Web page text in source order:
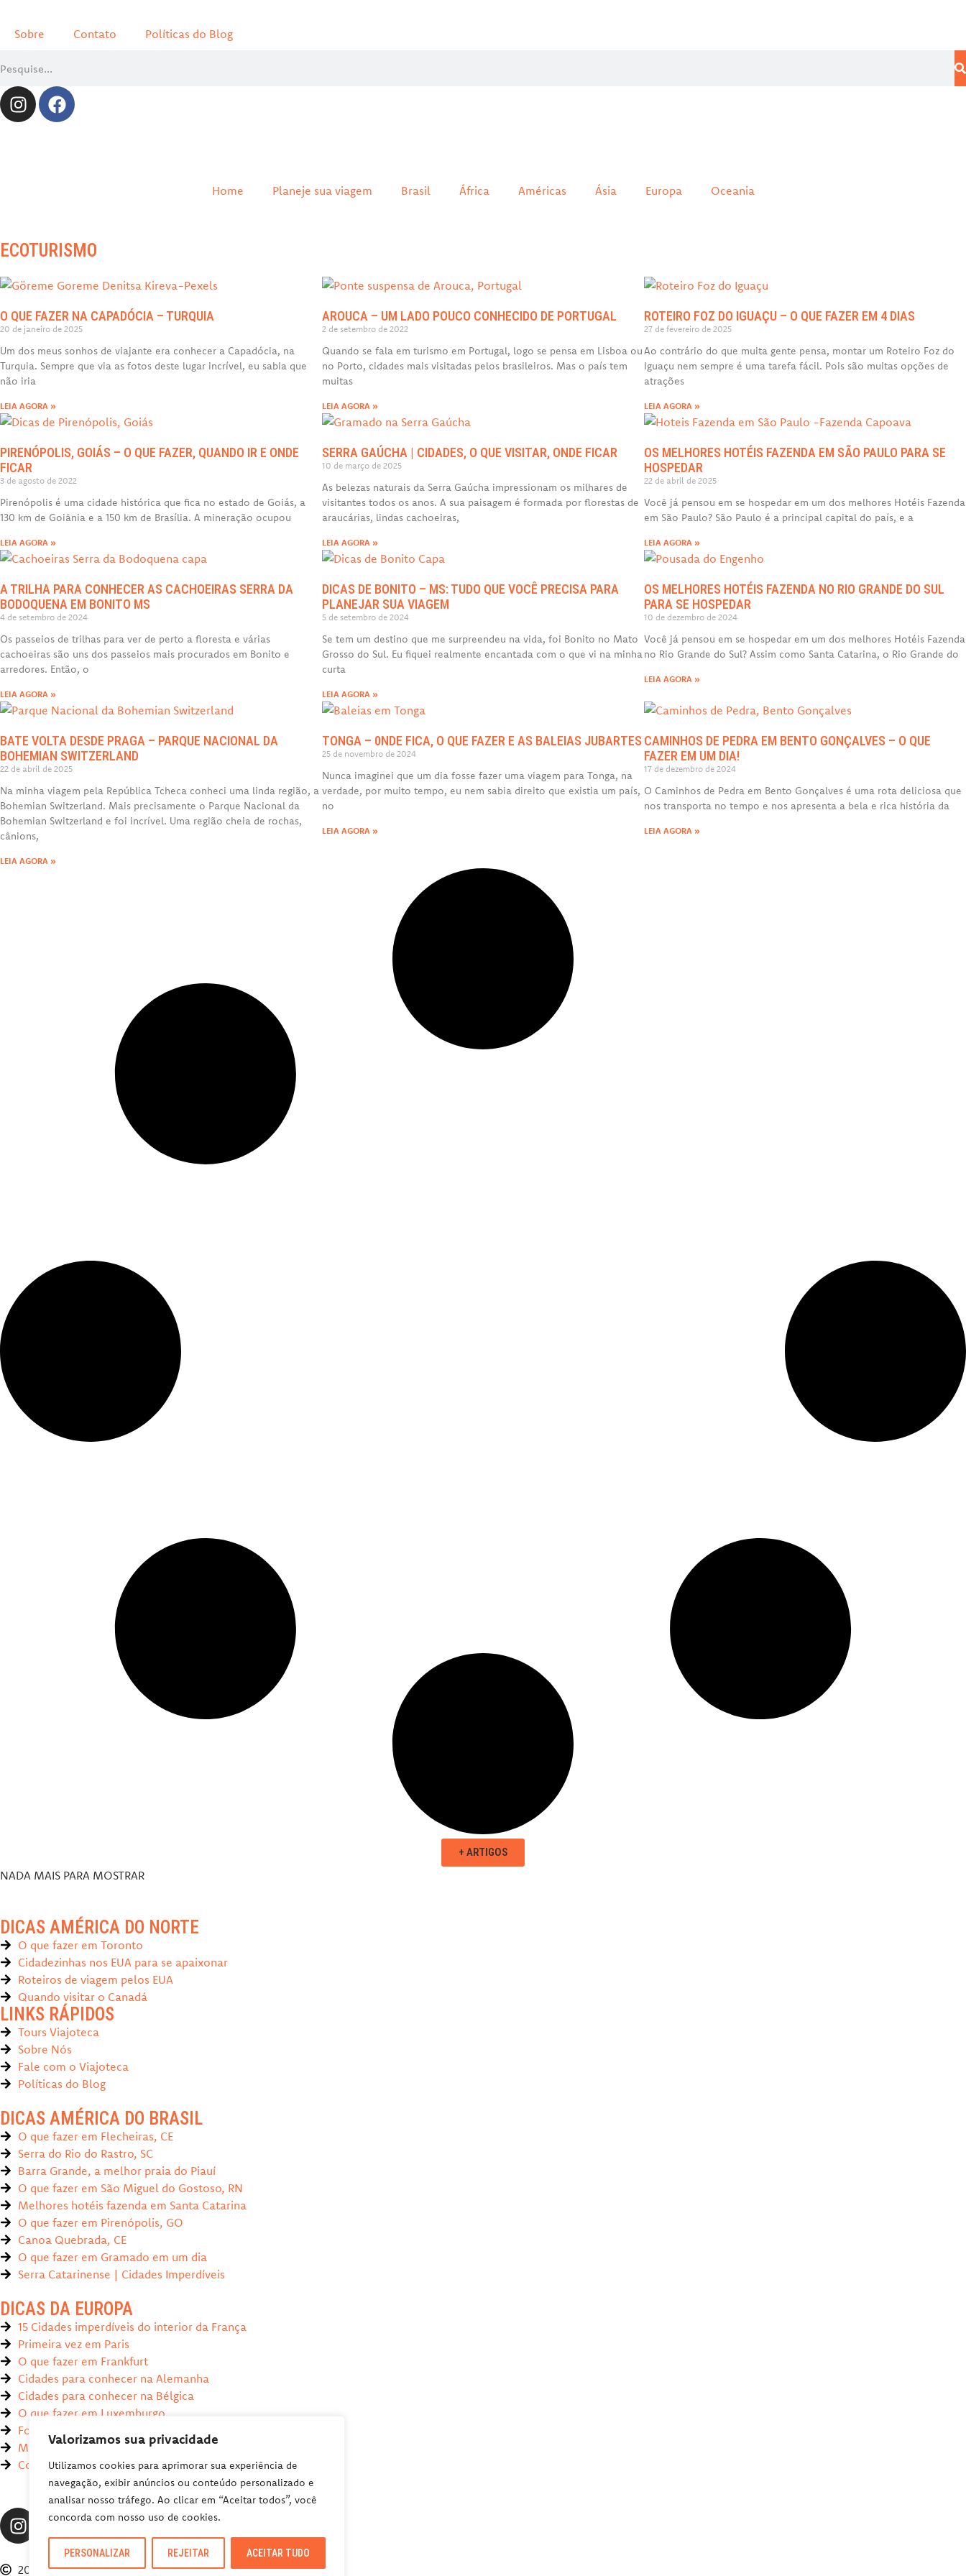
Valorizamos sua privacidade
Utilizamos cookies para aprimorar sua experiência de
navegação, exibir anúncios ou conteúdo personalizado e
analisar nosso tráfego. Ao clicar em “Aceitar todos”, você
concorda com nosso uso de cookies.
PERSONALIZAR REJEITAR ACEITAR TUDO
Sobre Contato Políticas do Blog
Home Planeje sua viagem Brasil África Américas Ásia Europa Oceania
ECOTURISMO
O QUE FAZER NA CAPADÓCIA – TURQUIA
20 de janeiro de 2025
Um dos meus sonhos de viajante era conhecer a Capadócia, na
Turquia. Sempre que via as fotos deste lugar incrível, eu sabia que
não iria
LEIA AGORA »
AROUCA – UM LADO POUCO CONHECIDO DE PORTUGAL
2 de setembro de 2022
Quando se fala em turismo em Portugal, logo se pensa em Lisboa ou
no Porto, cidades mais visitadas pelos brasileiros. Mas o país tem
muitas
LEIA AGORA »
ROTEIRO FOZ DO IGUAÇU – O QUE FAZER EM 4 DIAS
27 de fevereiro de 2025
Ao contrário do que muita gente pensa, montar um Roteiro Foz do
Iguaçu nem sempre é uma tarefa fácil. Pois são muitas opções de
atrações
LEIA AGORA »
PIRENÓPOLIS, GOIÁS – O QUE FAZER, QUANDO IR E ONDE
FICAR
3 de agosto de 2022
Pirenópolis é uma cidade histórica que fica no estado de Goiás, a
130 km de Goiânia e a 150 km de Brasília. A mineração ocupou
LEIA AGORA »
SERRA GAÚCHA | CIDADES, O QUE VISITAR, ONDE FICAR
10 de março de 2025
As belezas naturais da Serra Gaúcha impressionam os milhares de
visitantes todos os anos. A sua paisagem é formada por florestas de
araucárias, lindas cachoeiras,
LEIA AGORA »
OS MELHORES HOTÉIS FAZENDA EM SÃO PAULO PARA SE
HOSPEDAR
22 de abril de 2025
Você já pensou em se hospedar em um dos melhores Hotéis Fazenda
em São Paulo? São Paulo é a principal capital do país, e a
LEIA AGORA »
A TRILHA PARA CONHECER AS CACHOEIRAS SERRA DA
BODOQUENA EM BONITO MS
4 de setembro de 2024
Os passeios de trilhas para ver de perto a floresta e várias
cachoeiras são uns dos passeios mais procurados em Bonito e
arredores. Então, o
LEIA AGORA »
DICAS DE BONITO – MS: TUDO QUE VOCÊ PRECISA PARA
PLANEJAR SUA VIAGEM
5 de setembro de 2024
Se tem um destino que me surpreendeu na vida, foi Bonito no Mato
Grosso do Sul. Eu fiquei realmente encantada com o que vi na minha
curta
LEIA AGORA »
OS MELHORES HOTÉIS FAZENDA NO RIO GRANDE DO SUL
PARA SE HOSPEDAR
10 de dezembro de 2024
Você já pensou em se hospedar em um dos melhores Hotéis Fazenda
no Rio Grande do Sul? Assim como Santa Catarina, o Rio Grande do
LEIA AGORA »
BATE VOLTA DESDE PRAGA – PARQUE NACIONAL DA
BOHEMIAN SWITZERLAND
22 de abril de 2025
Na minha viagem pela República Tcheca conheci uma linda região, a
Bohemian Switzerland. Mais precisamente o Parque Nacional da
Bohemian Switzerland e foi incrível. Uma região cheia de rochas,
cânions,
LEIA AGORA »
TONGA – 0NDE FICA, O QUE FAZER E AS BALEIAS JUBARTES
25 de novembro de 2024
Nunca imaginei que um dia fosse fazer uma viagem para Tonga, na
verdade, por muito tempo, eu nem sabia direito que existia um país,
no
LEIA AGORA »
CAMINHOS DE PEDRA EM BENTO GONÇALVES – O QUE
FAZER EM UM DIA!
17 de dezembro de 2024
O Caminhos de Pedra em Bento Gonçalves é uma rota deliciosa que
nos transporta no tempo e nos apresenta a bela e rica história da
LEIA AGORA »
+ ARTIGOS
NADA MAIS PARA MOSTRAR
DICAS AMÉRICA DO NORTE
O que fazer em Toronto
Cidadezinhas nos EUA para se apaixonar
Roteiros de viagem pelos EUA
Quando visitar o Canadá
LINKS RÁPIDOS
Tours Viajoteca
Sobre Nós
Fale com o Viajoteca
Políticas do Blog
DICAS AMÉRICA DO BRASIL
O que fazer em Flecheiras, CE
Serra do Rio do Rastro, SC
Barra Grande, a melhor praia do Piauí
O que fazer em São Miguel do Gostoso, RN
Melhores hotéis fazenda em Santa Catarina
O que fazer em Pirenópolis, GO
Canoa Quebrada, CE
O que fazer em Gramado em um dia
Serra Catarinense | Cidades Imperdíveis
DICAS DA EUROPA
15 Cidades imperdíveis do interior da França
Primeira vez em Paris
O que fazer em Frankfurt
Cidades para conhecer na Alemanha
Cidades para conhecer na Bélgica
O que fazer em Luxemburgo
Fontana de Trevi, Roma
Melhores parques de diversões da Europa
Compras na Alemanha (guia completo)
2026 Viajoteca. Todos os Direitos Reservados.